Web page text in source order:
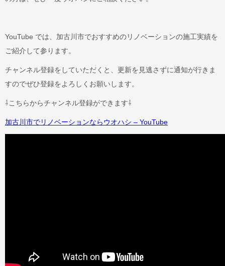
YouTube では、加古川市でおすすめのリノベーションの施⼯実績を
ご紹介して参ります。
チャンネル登録をしていただくと、更新を⾒逃さずに通知が⾏きま
すのでぜひ登録をよろしくお願いします。
⇩こちらからチャンネル登録ができます⇩
加古川市でリノベーションならウオハシ – YouTube